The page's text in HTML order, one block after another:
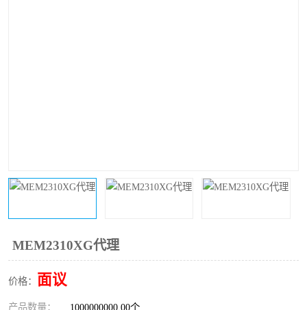
MEM2310XG代理
价格： 面议
产品数量： 1000000000.00个
FT61F022 FT61F145
FT61F021